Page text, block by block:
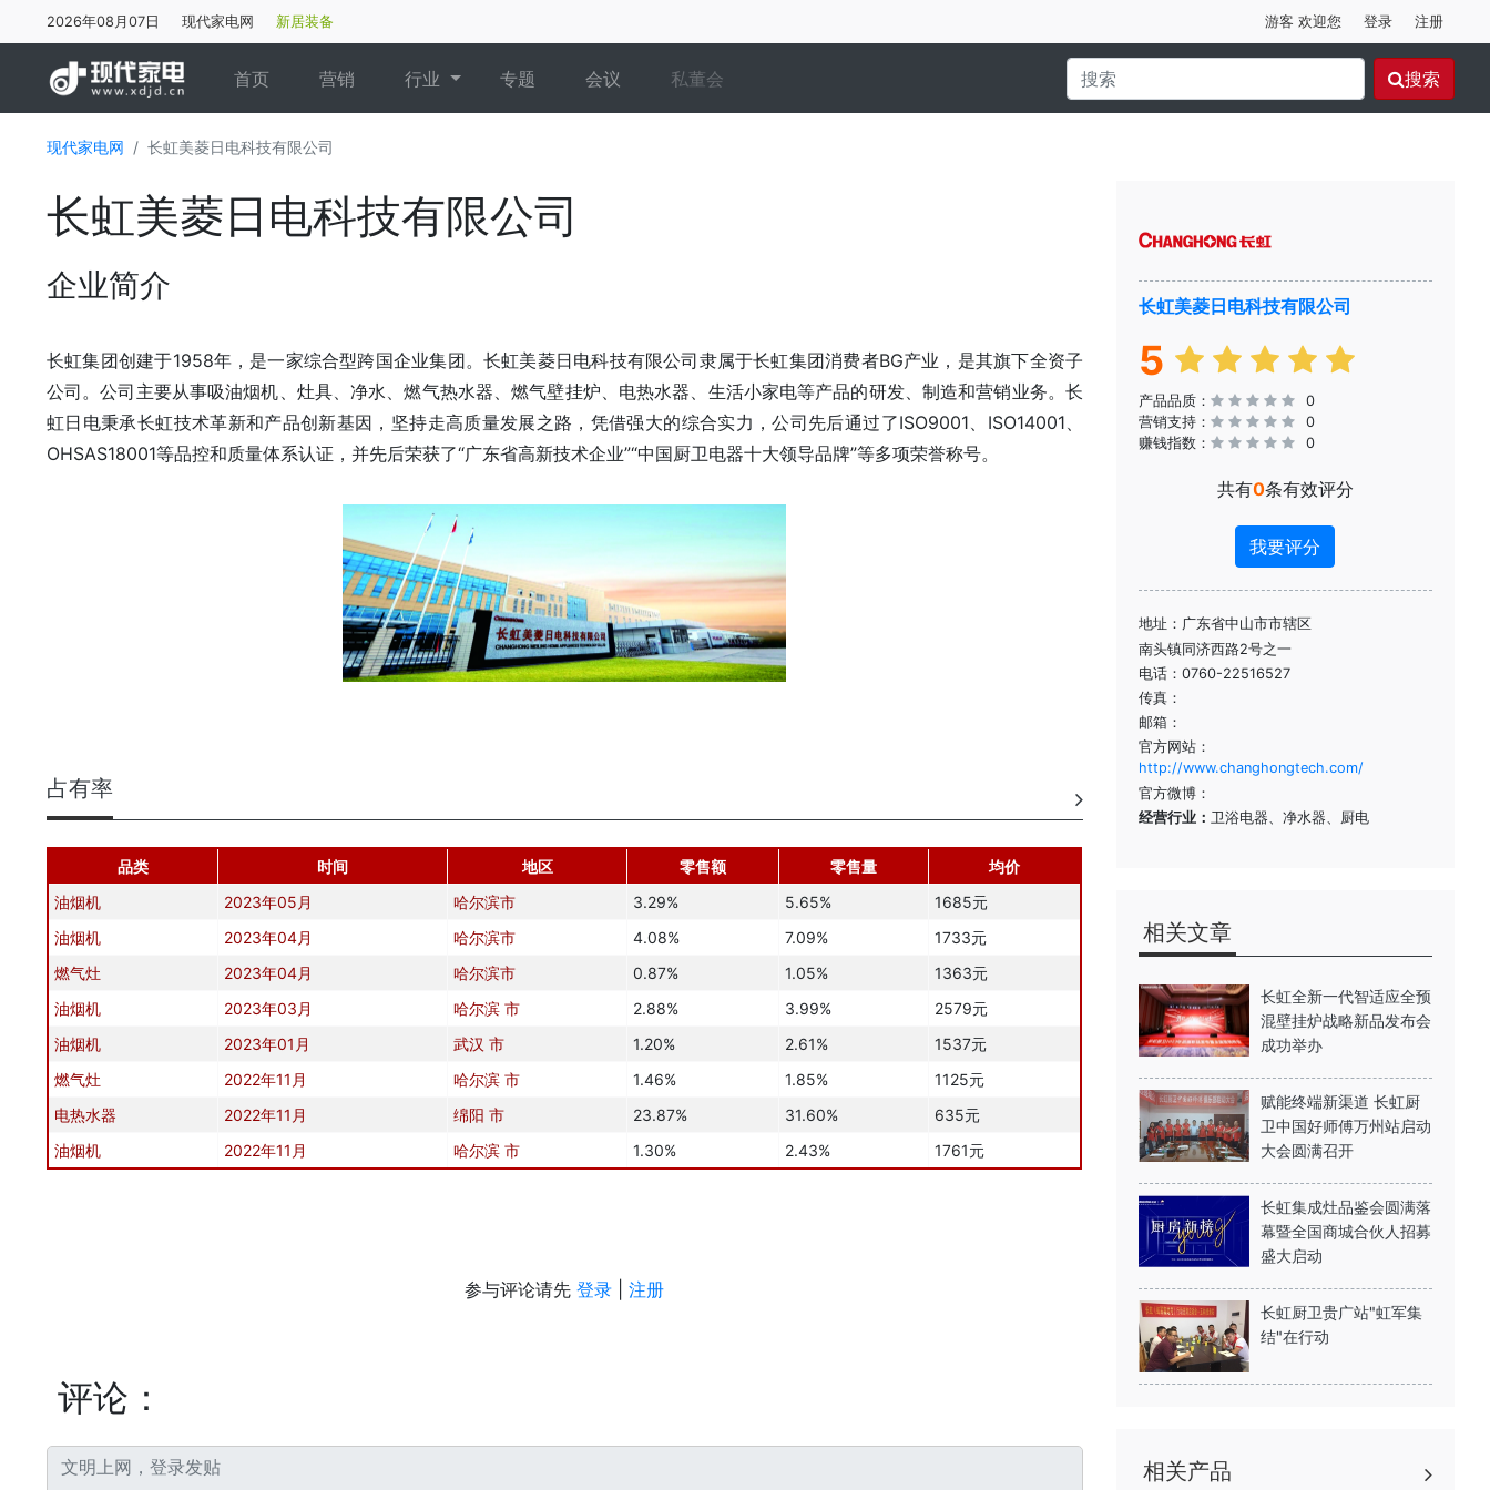
2026年08月07日 现代家电网 新居装备 游客 欢迎您 登录 注册
首页(current)
营销 行业 专题 会议 私董会 搜索
现代家电网 长虹美菱日电科技有限公司
长虹美菱日电科技有限公司
企业简介
长虹集团创建于1958年，是一家综合型跨国企业集团。长虹美菱日电科技有限公司隶属于长虹集团消费者BG产业，是其旗下全资子
公司。公司主要从事吸油烟机、灶具、净水、燃气热水器、燃气壁挂炉、电热水器、生活小家电等产品的研发、制造和营销业务。长
虹日电秉承长虹技术革新和产品创新基因，坚持走高质量发展之路，凭借强大的综合实力，公司先后通过了ISO9001、ISO14001、
OHSAS18001等品控和质量体系认证，并先后荣获了“广东省高新技术企业”“中国厨卫电器十大领导品牌”等多项荣誉称号。
占有率
品类 时间 地区 零售额 零售量
均价
油烟机
2023年05月 哈尔滨市 3.29% 5.65%
1685元
油烟机
2023年04月 哈尔滨市 4.08% 7.09%
1733元
燃气灶
2023年04月 哈尔滨市 0.87% 1.05%
1363元
油烟机
2023年03月 哈尔滨 市 2.88% 3.99%
2579元
油烟机
2023年01月 武汉 市 1.20% 2.61%
1537元
燃气灶
2022年11月 哈尔滨 市 1.46% 1.85%
1125元
电热水器
2022年11月 绵阳 市 23.87% 31.60%
635元
油烟机
2022年11月 哈尔滨 市 1.30% 2.43% 1761元
参与评论请先登录 |注册
评论：
长虹美菱日电科技有限公司
5
产品品质：
0
营销支持：
0
赚钱指数：
0
共有0条有效评分
我要评分
地址：广东省中山市市辖区
南头镇同济西路2号之一
电话：0760-22516527
传真：
邮箱：
官方网站：
http://www.changhongtech.com/
官方微博：
经营行业： 卫浴电器、净水器、厨电
相关文章
长虹全新一代智适应全预
混壁挂炉战略新品发布会
成功举办
赋能终端新渠道 长虹厨
卫中国好师傅万州站启动
大会圆满召开
长虹集成灶品鉴会圆满落
幕暨全国商城合伙人招募
盛大启动
长虹厨卫贵广站"虹军集
结"在行动
相关产品